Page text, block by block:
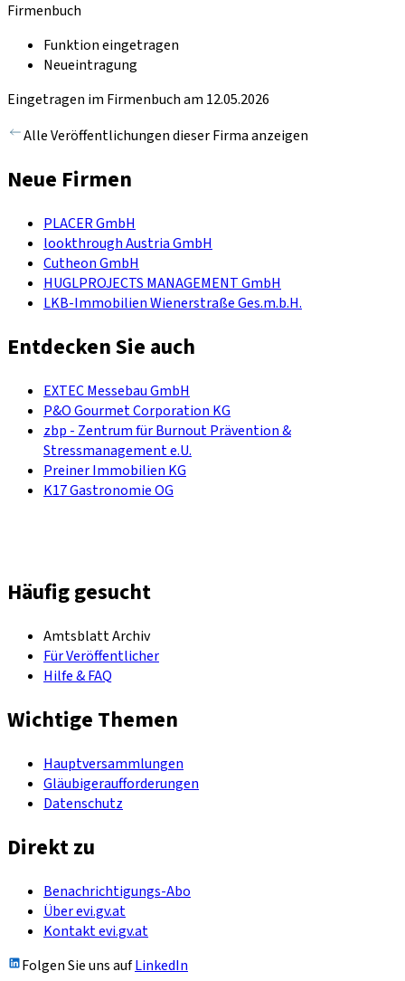
Firmenbuch
Funktion eingetragen
Neueintragung
Eingetragen im Firmenbuch am 12.05.2026
Alle Veröffentlichungen dieser Firma anzeigen
Neue Firmen
PLACER GmbH
lookthrough Austria GmbH
Cutheon GmbH
HUGLPROJECTS MANAGEMENT GmbH
LKB-Immobilien Wienerstraße Ges.m.b.H.
Entdecken Sie auch
EXTEC Messebau GmbH
P&O Gourmet Corporation KG
zbp - Zentrum für Burnout Prävention &
Stressmanagement e.U.
Preiner Immobilien KG
K17 Gastronomie OG
Häufig gesucht
Amtsblatt Archiv
Für Veröffentlicher
Hilfe & FAQ
Wichtige Themen
Hauptversammlungen
Gläubigeraufforderungen
Datenschutz
Direkt zu
Benachrichtigungs-Abo
Über evi.gv.at
Kontakt evi.gv.at
Folgen Sie uns aufLinkedIn